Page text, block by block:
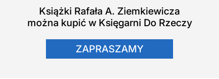
Książki Rafała A. Ziemkiewicza
można kupić w Księgarni Do Rzeczy
ZAPRASZAMY